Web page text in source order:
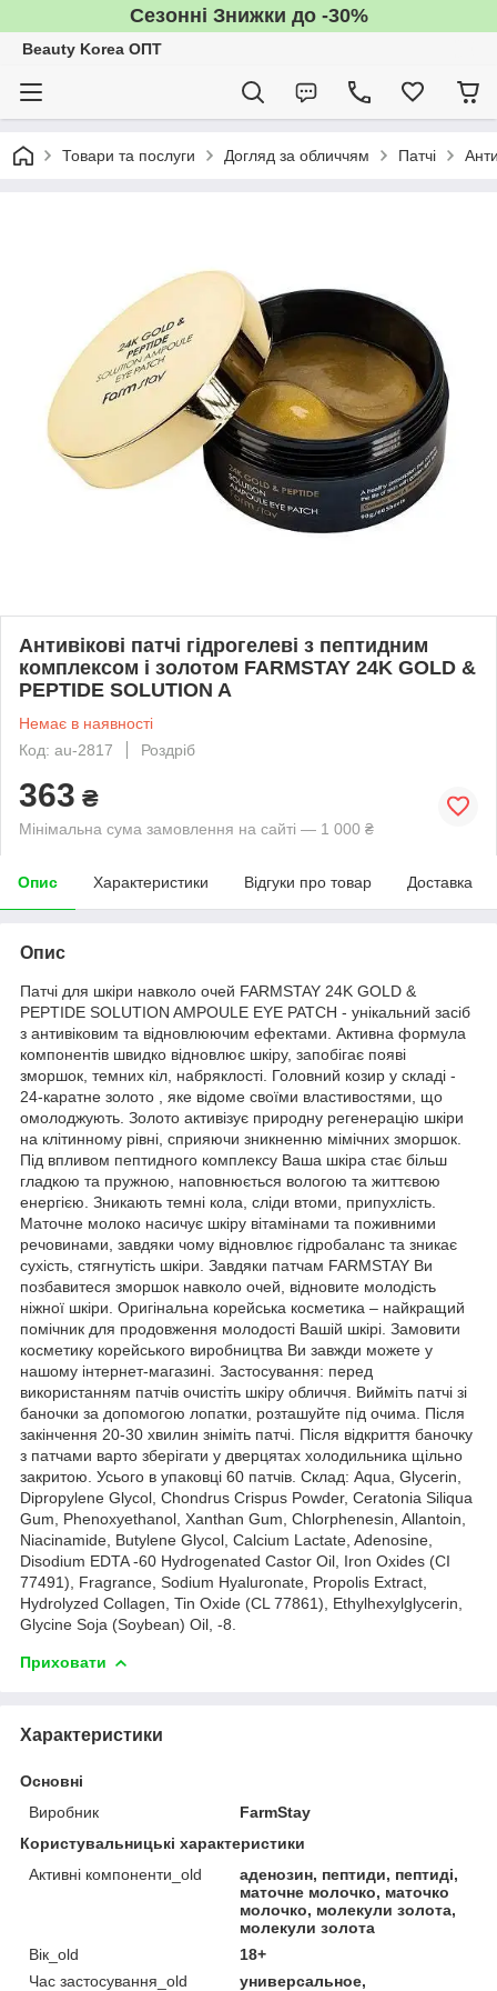
Сезонні Знижки до -30%
Beauty Korea ОПТ
Товари та послуги Догляд за обличчям Патчі
Антивікові патчі гідрогелеві з пептидним
комплексом і золотом FARMSTAY 24K GOLD &
PEPTIDE SOLUTION A
Немає в наявності
Код: au-2817
Роздріб
363 ₴
Мінімальна сума замовлення на сайті — 1 000 ₴
Опис Характеристики Відгуки про товар Доставка
Опис
Патчі для шкіри навколо очей FARMSTAY 24K GOLD &
PEPTIDE SOLUTION AMPOULE EYE PATCH - унікальний засіб
з антивіковим та відновлюючим ефектами. Активна формула
компонентів швидко відновлює шкіру, запобігає появі
зморшок, темних кіл, набряклості. Головний козир у складі -
24-каратне золото , яке відоме своїми властивостями, що
омолоджують. Золото активізує природну регенерацію шкіри
на клітинному рівні, сприяючи зникненню мімічних зморшок.
Під впливом пептидного комплексу Ваша шкіра стає більш
гладкою та пружною, наповнюється вологою та життєвою
енергією. Зникають темні кола, сліди втоми, припухлість.
Маточне молоко насичує шкіру вітамінами та поживними
речовинами, завдяки чому відновлює гідробаланс та зникає
сухість, стягнутість шкіри. Завдяки патчам FARMSTAY Ви
позбавитеся зморшок навколо очей, відновите молодість
ніжної шкіри. Оригінальна корейська косметика – найкращий
помічник для продовження молодості Вашій шкірі. Замовити
косметику корейського виробництва Ви завжди можете у
нашому інтернет-магазині. Застосування: перед
використанням патчів очистіть шкіру обличчя. Вийміть патчі зі
баночки за допомогою лопатки, розташуйте під очима. Після
закінчення 20-30 хвилин зніміть патчі. Після відкриття баночку
з патчами варто зберігати у дверцятах холодильника щільно
закритою. Усього в упаковці 60 патчів. Склад: Aqua, Glycerin,
Dipropylene Glycol, Chondrus Crispus Powder, Ceratonia Siliqua
Gum, Phenoxyethanol, Xanthan Gum, Chlorphenesin, Allantoin,
Niacinamide, Butylene Glycol, Calcium Lactate, Adenosine,
Disodium EDTA -60 Hydrogenated Castor Oil, Iron Oxides (CI
77491), Fragrance, Sodium Hyaluronate, Propolis Extract,
Hydrolyzed Collagen, Tin Oxide (CL 77861), Ethylhexylglycerin,
Glycine Soja (Soybean) Oil, -8.
Приховати
Характеристики
Основні
Виробник
FarmStay
Користувальницькі характеристики
Активні компоненти_old
аденозин, пептиди, пептиді,
маточне молочко, маточко
молочко, молекули золота,
молекули золота
Вік_old
18+
Час застосування_old
универсальное,